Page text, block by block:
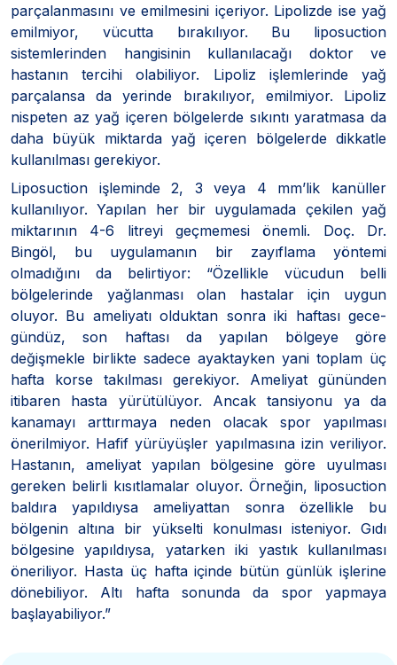
parçalanmasını ve emilmesini içeriyor. Lipolizde ise yağ
emilmiyor, vücutta bırakılıyor. Bu liposuction
sistemlerinden hangisinin kullanılacağı doktor ve
hastanın tercihi olabiliyor. Lipoliz işlemlerinde yağ
parçalansa da yerinde bırakılıyor, emilmiyor. Lipoliz
nispeten az yağ içeren bölgelerde sıkıntı yaratmasa da
daha büyük miktarda yağ içeren bölgelerde dikkatle
kullanılması gerekiyor.
Liposuction işleminde 2, 3 veya 4 mm’lik kanüller
kullanılıyor. Yapılan her bir uygulamada çekilen yağ
miktarının 4-6 litreyi geçmemesi önemli. Doç. Dr.
Bingöl, bu uygulamanın bir zayıflama yöntemi
olmadığını da belirtiyor: “Özellikle vücudun belli
bölgelerinde yağlanması olan hastalar için uygun
oluyor. Bu ameliyatı olduktan sonra iki haftası gece-
gündüz, son haftası da yapılan bölgeye göre
değişmekle birlikte sadece ayaktayken yani toplam üç
hafta korse takılması gerekiyor. Ameliyat gününden
itibaren hasta yürütülüyor. Ancak tansiyonu ya da
kanamayı arttırmaya neden olacak spor yapılması
önerilmiyor. Hafif yürüyüşler yapılmasına izin veriliyor.
Hastanın, ameliyat yapılan bölgesine göre uyulması
gereken belirli kısıtlamalar oluyor. Örneğin, liposuction
baldıra yapıldıysa ameliyattan sonra özellikle bu
bölgenin altına bir yükselti konulması isteniyor. Gıdı
bölgesine yapıldıysa, yatarken iki yastık kullanılması
öneriliyor. Hasta üç hafta içinde bütün günlük işlerine
dönebiliyor. Altı hafta sonunda da spor yapmaya
başlayabiliyor.”